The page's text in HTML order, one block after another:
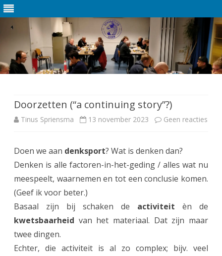
de
inhoud
Doorzetten (“a continuing story”?)
Tinus Spriensma 13 november 2023 Geen reacties
Doen we aan denksport? Wat is denken dan?
Denken is alle factoren-in-het-geding / alles wat nu
meespeelt, waarnemen en tot een conclusie komen.
(Geef ik voor beter.)
Basaal zijn bij schaken de activiteit èn de
kwetsbaarheid van het materiaal. Dat zijn maar
twee dingen.
Echter, die activiteit is al zo complex; bijv. veel